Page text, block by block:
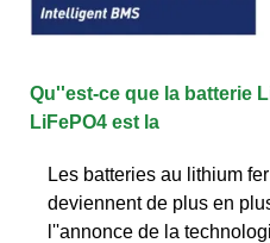
Qu''est-ce que la batterie
LiFePO4 est la
Les batteries au lithium
deviennent de plus en
l''annonce de la